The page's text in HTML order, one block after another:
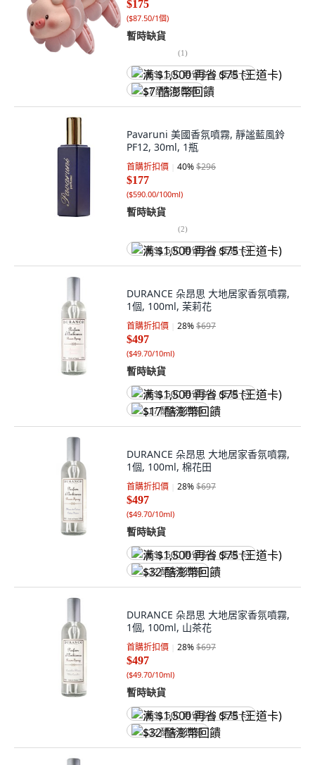
$175
($87.50/1個)
暫時缺貨
(1)
满 $1,500 再省 $75 (王道卡)
$7 酷澎幣回饋
Pavaruni 美國香氛噴霧, 靜謐藍風鈴
PF12, 30ml, 1瓶
首購折扣價 40%$296
$177
($590.00/100ml)
暫時缺貨
(2)
满 $1,500 再省 $75 (王道卡)
DURANCE 朵昂思 大地居家香氛噴霧,
1個, 100ml, 茉莉花
首購折扣價 28%$697
$497
($49.70/10ml)
暫時缺貨
满 $1,500 再省 $75 (王道卡)
$17 酷澎幣回饋
DURANCE 朵昂思 大地居家香氛噴霧,
1個, 100ml, 棉花田
首購折扣價 28%$697
$497
($49.70/10ml)
暫時缺貨
满 $1,500 再省 $75 (王道卡)
$32 酷澎幣回饋
DURANCE 朵昂思 大地居家香氛噴霧,
1個, 100ml, 山茶花
首購折扣價 28%$697
$497
($49.70/10ml)
暫時缺貨
满 $1,500 再省 $75 (王道卡)
$32 酷澎幣回饋